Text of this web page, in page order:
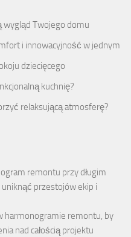
wygląd Twojego domu
i innowacyjność w jednym
dziecięcego
kuchnię?
relaksującą atmosferę?
remontu przy długim
uniknąć przestojów ekip i
harmonogramie remontu, by
nad całością projektu